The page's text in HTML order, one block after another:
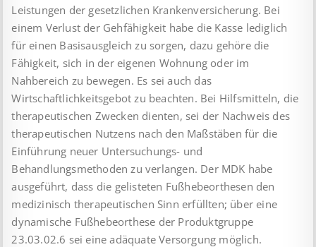
Leistungen der gesetzlichen Krankenversicherung. Bei
einem Verlust der Gehfähigkeit habe die Kasse lediglich
für einen Basisausgleich zu sorgen, dazu gehöre die
Fähigkeit, sich in der eigenen Wohnung oder im
Nahbereich zu bewegen. Es sei auch das
Wirtschaftlichkeitsgebot zu beachten. Bei Hilfsmitteln, die
therapeutischen Zwecken dienten, sei der Nachweis des
therapeutischen Nutzens nach den Maßstäben für die
Einführung neuer Untersuchungs- und
Behandlungsmethoden zu verlangen. Der MDK habe
ausgeführt, dass die gelisteten Fußhebeorthesen den
medizinisch therapeutischen Sinn erfüllten; über eine
dynamische Fußhebeorthese der Produktgruppe
23.03.02.6 sei eine adäquate Versorgung möglich.